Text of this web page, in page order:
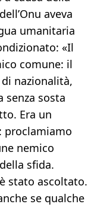
aveva
umanitaria
«Il
comune: il
nazionalità,
senza sosta
Era un
proclamiamo
nemico
sfida.
stato ascoltato.
se qualche